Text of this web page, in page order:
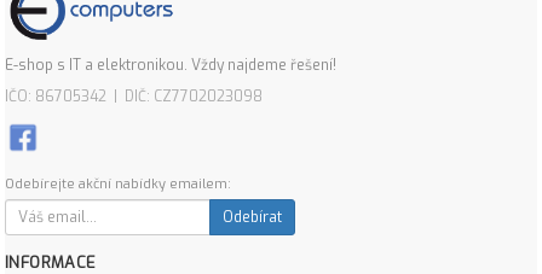
E-shop s IT a elektronikou. Vždy najdeme řešení!
IČO: 86705342 | DIČ: CZ7702023098
Odebírejte akční nabídky emailem:
Odebírat
INFORMACE